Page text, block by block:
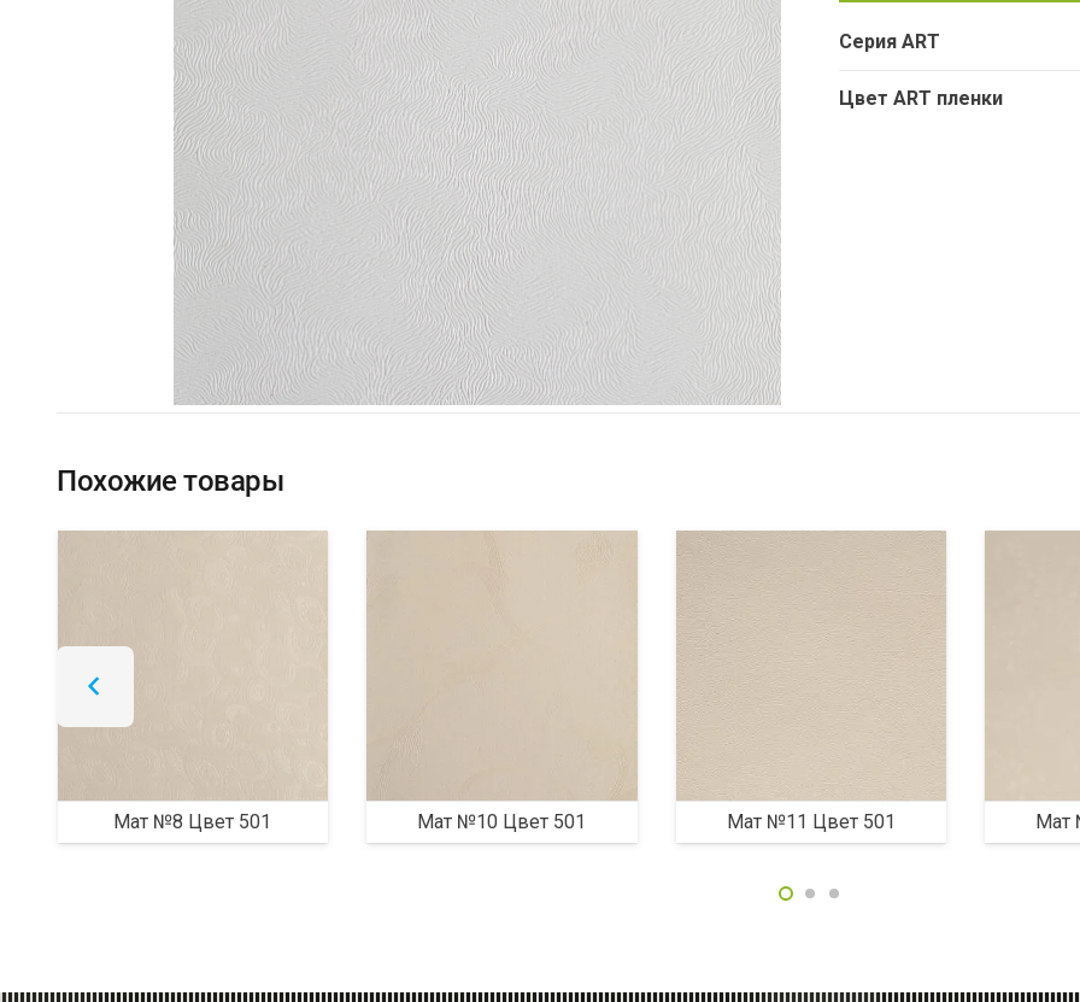
Серия ART
Цвет ART пленки
Похожие товары
Мат №8 Цвет 501 Мат №10 Цвет 501 Мат №11 Цвет 501 Мат